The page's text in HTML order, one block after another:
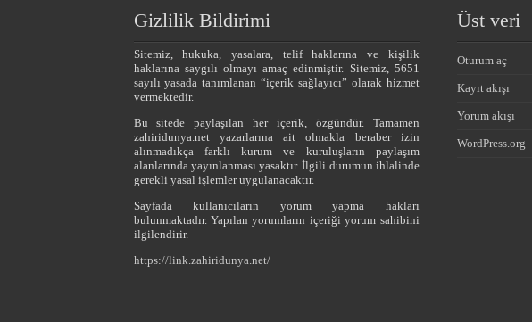
Gizlilik Bildirimi
Sitemiz, hukuka, yasalara, telif haklarına ve kişilik
haklarına saygılı olmayı amaç edinmiştir. Sitemiz, 5651
sayılı yasada tanımlanan “içerik sağlayıcı” olarak hizmet
vermektedir.
Bu sitede paylaşılan her içerik, özgündür. Tamamen
zahiridunya.net yazarlarına ait olmakla beraber izin
alınmadıkça farklı kurum ve kuruluşların paylaşım
alanlarında yayınlanması yasaktır. İlgili durumun ihlalinde
gerekli yasal işlemler uygulanacaktır.
Sayfada kullanıcıların yorum yapma hakları
bulunmaktadır. Yapılan yorumların içeriği yorum sahibini
ilgilendirir.
https://link.zahiridunya.net/
Üst veri
Oturum aç
Kayıt akışı
Yorum akışı
WordPress.org